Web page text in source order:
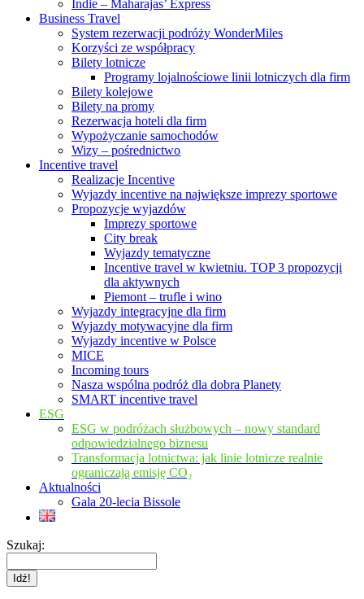
Indie – Maharajas’ Express
Business Travel
System rezerwacji podróży WonderMiles
Korzyści ze współpracy
Bilety lotnicze
Programy lojalnościowe linii lotniczych dla firm
Bilety kolejowe
Bilety na promy
Rezerwacja hoteli dla firm
Wypożyczanie samochodów
Wizy – pośrednictwo
Incentive travel
Realizacje Incentive
Wyjazdy incentive na największe imprezy sportowe
Propozycje wyjazdów
Imprezy sportowe
City break
Wyjazdy tematyczne
Incentive travel w kwietniu. TOP 3 propozycji
dla aktywnych
Piemont – trufle i wino
Wyjazdy integracyjne dla firm
Wyjazdy motywacyjne dla firm
Wyjazdy incentive w Polsce
MICE
Incoming tours
Nasza wspólna podróż dla dobra Planety
SMART incentive travel
ESG
ESG w podróżach służbowych – nowy standard
odpowiedzialnego biznesu
Transformacja lotnictwa: jak linie lotnicze realnie
ograniczają emisję CO₂
Aktualności
Gala 20-lecia Bissole
Szukaj: